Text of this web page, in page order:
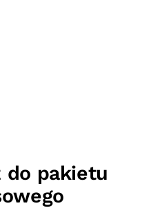
do pakietu